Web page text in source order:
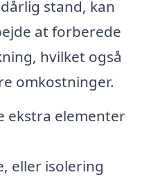
stand, kan
at forberede
hvilket også
omkostninger.
ekstra elementer
eller isolering